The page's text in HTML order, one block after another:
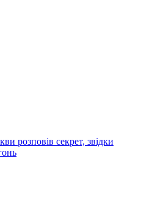
розповів секрет, звідки